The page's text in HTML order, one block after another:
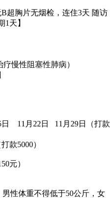
超胸片无烟检，连住3天 随访
天】
慢性阻塞性肺病）
日 11月22日 11月29日（打款
款5000）
元）
男性体重不得低于50公斤，女